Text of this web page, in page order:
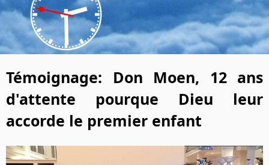
Témoignage: Don Moen, 12 ans
d'attente pourque Dieu leur
accorde le premier enfant